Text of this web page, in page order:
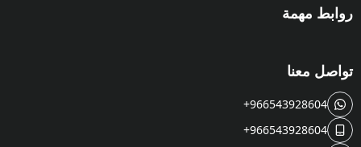
روابط مهمة
تواصل معنا
+966543928604
+966543928604